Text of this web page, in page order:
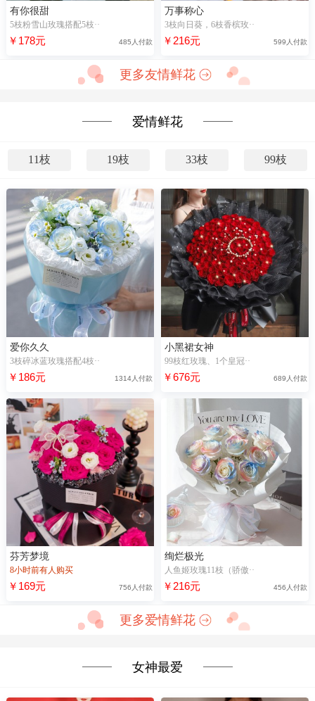
有你很甜
5枝粉雪山玫瑰搭配5枝··
￥178元 485人付款
万事称心
3枝向日葵，6枝香槟玫··
￥216元 599人付款
更多友情鲜花
爱情鲜花
11枝 19枝 33枝 99枝
爱你久久
3枝碎冰蓝玫瑰搭配4枝··
￥186元 1314人付款
小黑裙女神
99枝红玫瑰、1个皇冠··
￥676元 689人付款
芬芳梦境
8小时前有人购买
￥169元 756人付款
绚烂极光
人鱼姬玫瑰11枝（骄傲··
￥216元 456人付款
更多爱情鲜花
女神最爱